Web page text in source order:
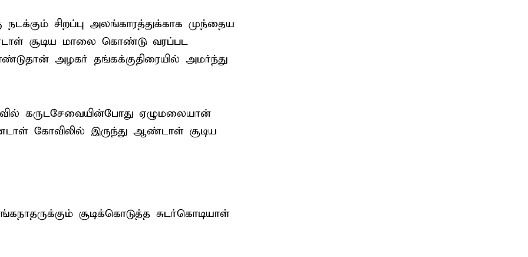
சிறப்பு அலங்காரத்துக்காக முந்தைய
சூடிய மாலை கொண்டு வரப்பட
அழகர் தங்கக்குதிரையில் அமர்ந்து
கருடசேவையின்போது ஏழுமலையான்
கோவிலில் இருந்து ஆண்டாள் சூடிய
சூடிக்கொடுத்த சுடர்கொடியாள்